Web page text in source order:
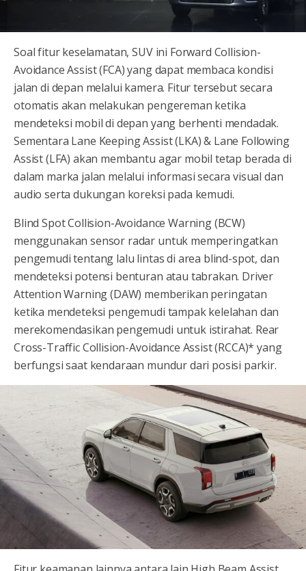
Soal fitur keselamatan, SUV ini Forward Collision-
Avoidance Assist (FCA) yang dapat membaca kondisi
jalan di depan melalui kamera. Fitur tersebut secara
otomatis akan melakukan pengereman ketika
mendeteksi mobil di depan yang berhenti mendadak.
Sementara Lane Keeping Assist (LKA) & Lane Following
Assist (LFA) akan membantu agar mobil tetap berada di
dalam marka jalan melalui informasi secara visual dan
audio serta dukungan koreksi pada kemudi.
Blind Spot Collision-Avoidance Warning (BCW)
menggunakan sensor radar untuk memperingatkan
pengemudi tentang lalu lintas di area blind-spot, dan
mendeteksi potensi benturan atau tabrakan. Driver
Attention Warning (DAW) memberikan peringatan
ketika mendeteksi pengemudi tampak kelelahan dan
merekomendasikan pengemudi untuk istirahat. Rear
Cross-Traffic Collision-Avoidance Assist (RCCA)* yang
berfungsi saat kendaraan mundur dari posisi parkir.